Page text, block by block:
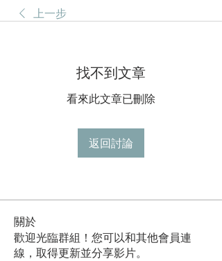
上一步
找不到文章
看來此文章已刪除
返回討論
關於
歡迎光臨群組！您可以和其他會員連
線，取得更新並分享影片。